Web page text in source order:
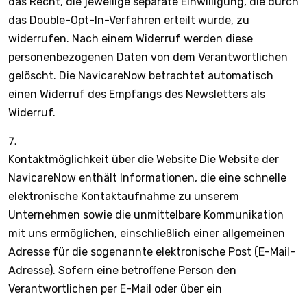
das Double-Opt-In-Verfahren erteilt wurde, zu
widerrufen. Nach einem Widerruf werden diese
personenbezogenen Daten von dem Verantwortlichen
gelöscht. Die NavicareNow betrachtet automatisch
einen Widerruf des Empfangs des Newsletters als
Widerruf.
Kontaktmöglichkeit über die Website Die Website der
NavicareNow enthält Informationen, die eine schnelle
elektronische Kontaktaufnahme zu unserem
Unternehmen sowie die unmittelbare Kommunikation
mit uns ermöglichen, einschließlich einer allgemeinen
Adresse für die sogenannte elektronische Post (E-Mail-
Adresse). Sofern eine betroffene Person den
Verantwortlichen per E-Mail oder über ein